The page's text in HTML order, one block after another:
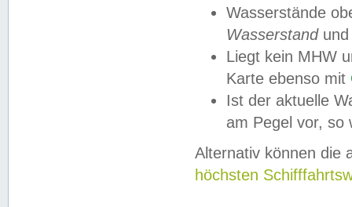
Wasserstände
Wasserstandund
Liegt kein MHW
Karte ebenso mit
Ist der aktuelle
am Pegel vor,
Alternativ können die
höchsten